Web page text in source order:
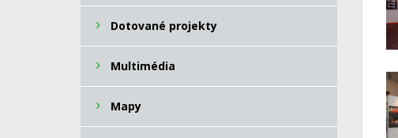
Dotované projekty
Multimédia
Mapy